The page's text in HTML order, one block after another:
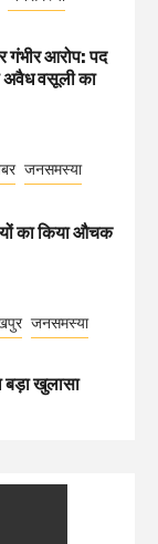
गंभीर आरोप: पद
अवैध वसूली का
जनसमस्या
का किया औचक
जनसमस्या
बड़ा खुलासा